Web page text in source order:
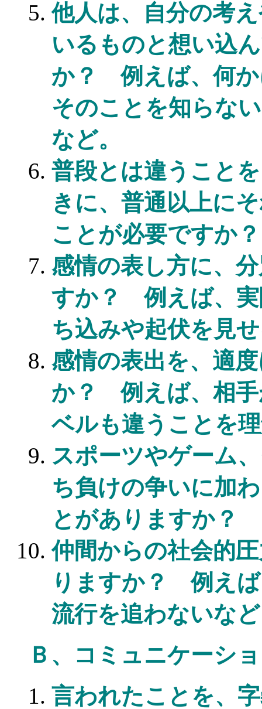
他人は、自分の考
いるものと想い込
か？ 例えば、何か
そのことを知らな
など。
普段とは違うこと
きに、普通以上に
ことが必要ですか？
感情の表し方に、
すか？ 例えば、実
ち込みや起伏を見
感情の表出を、適
か？ 例えば、相手
ベルも違うことを
スポーツやゲーム
ち負けの争いに加
とがありますか？
仲間からの社会的
りますか？ 例えば
流行を追わないな
Ｂ、コミュニケーシ
言われたことを、